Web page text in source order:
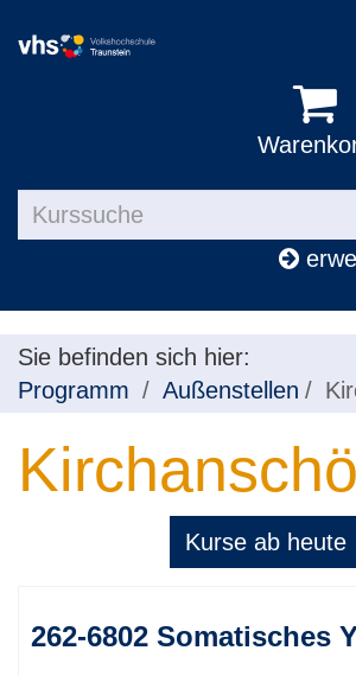
Sie befinden sich hier:
Programm
Außenstellen
Kurse ab heute
Tabellenüberschriften
262-6802 Somatisches